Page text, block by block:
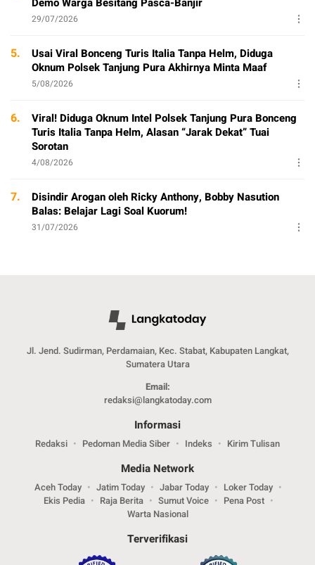
29/07/2026
5.
Usai Viral Bonceng Turis Italia Tanpa Helm, Diduga
Oknum Polsek Tanjung Pura Akhirnya Minta Maaf
5/08/2026
6.
Viral! Diduga Oknum Intel Polsek Tanjung Pura Bonceng
Turis Italia Tanpa Helm, Alasan “Jarak Dekat” Tuai
Sorotan
4/08/2026
7.
Disindir Arogan oleh Ricky Anthony, Bobby Nasution
Balas: Belajar Lagi Soal Kuorum!
31/07/2026
Jl. Jend. Sudirman, Perdamaian, Kec. Stabat, Kabupaten Langkat,
Sumatera Utara
Email:
redaksi@langkatoday.com
Informasi
Redaksi Pedoman Media Siber Indeks Kirim Tulisan
Media Network
Aceh Today Jatim Today Jabar Today
Loker Today
Ekis Pedia
Raja Berita Sumut Voice
Pena Post
Warta Nasional
Terverifikasi